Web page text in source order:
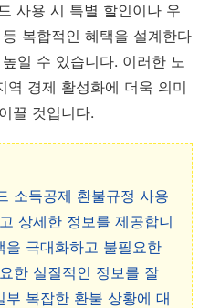
사용 시 특별 할인이나 우
복합적인 혜택을 설계한다
일 수 있습니다. 이러한 노
역 경제 활성화에 더욱 의미
끌 것입니다.
소득공제 환불규정 사용
상세한 정보를 제공합니
을 극대화하고 불필요한
한 실질적인 정보를 잘
부 복잡한 환불 상황에 대